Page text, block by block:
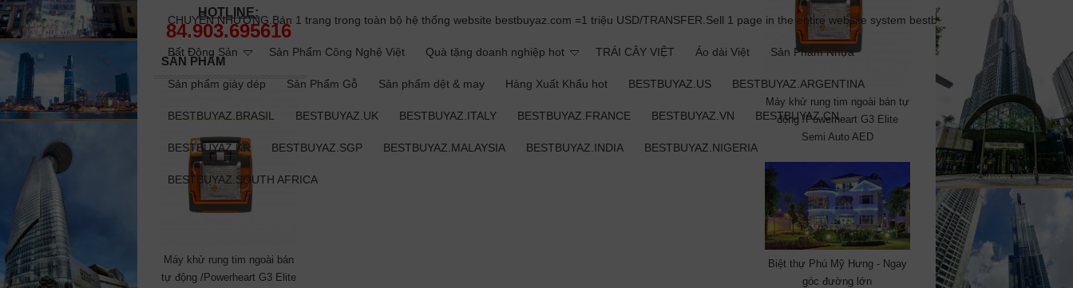
Máy khử rung tim ngoài bán tự
động /Powerheart G3 Elite
Semi Auto AED
Biệt thự Phú Mỹ Hưng - Ngay
góc đường lớn
HOTLINE:
84.903.695616
SẢN PHẨM
Máy khử rung tim ngoài bán
tự động /Powerheart G3 Elite
CHUYỂN NHƯỢNG.Bán 1 trang trong toàn bộ hệ thống website bestbuyaz.com =1 triệu USD/TRANSFER.Sell ​​1 page in the entire website system bestbuyaz.com =1 million USD
Bất Động Sản Sản Phẩm Công Nghệ Việt Quà tặng doanh nghiệp hot TRÁI CÂY VIỆT Áo dài Việt Sản Phẩm Nhựa
Sản phẩm giày dép Sản Phẩm Gỗ Sản phẩm dệt & may Hàng Xuất Khẩu hot BESTBUYAZ.US BESTBUYAZ.ARGENTINA
BESTBUYAZ.BRASIL BESTBUYAZ.UK BESTBUYAZ.ITALY BESTBUYAZ.FRANCE BESTBUYAZ.VN BESTBUYAZ.CN
BESTBUYAZ.KR BESTBUYAZ.SGP BESTBUYAZ.MALAYSIA BESTBUYAZ.INDIA BESTBUYAZ.NIGERIA
BESTBUYAZ.SOUTH AFRICA